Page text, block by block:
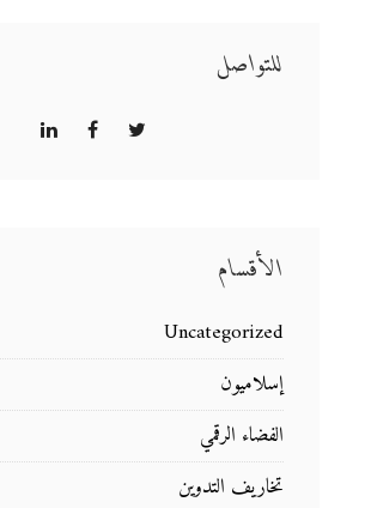
للتواصل
الأقسام
Uncategorized
إسلاميون
الفضاء الرقمي
تخاريف التدوين